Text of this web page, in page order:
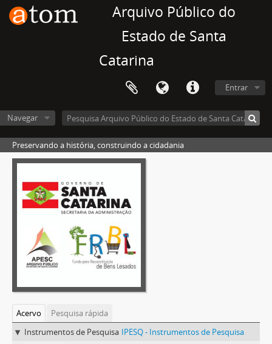
Arquivo Público do
Estado de Santa
Catarina
Entrar
Navegar
Preservando a história, construindo a cidadania
Acervo
Pesquisa rápida
Instrumentos de Pesquisa IPESQ - Instrumentos de Pesquisa